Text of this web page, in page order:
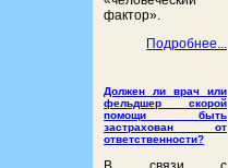
фактор».
Подробнее...
Должен ли врач или
фельдшер скорой
помощи быть
застрахован от
ответственности?